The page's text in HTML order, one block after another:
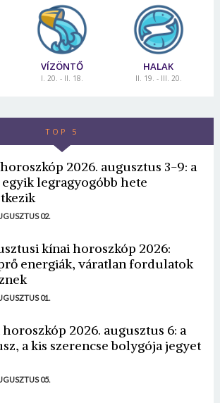
VÍZÖNTŐ
I. 20. - II. 18.
HALAK
II. 19. - III. 20.
TOP 5
2026. augusztus 3-9: a
legragyogóbb hete
02.
kínai horoszkóp 2026:
energiák, váratlan fordulatok
01.
2026. augusztus 6: a
a kis szerencse bolygója jegyet
05.